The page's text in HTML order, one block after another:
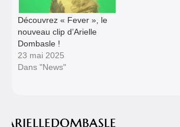
Découvrez « Fever », le
nouveau clip d’Arielle
Dombasle !
23 mai 2025
Dans "News"